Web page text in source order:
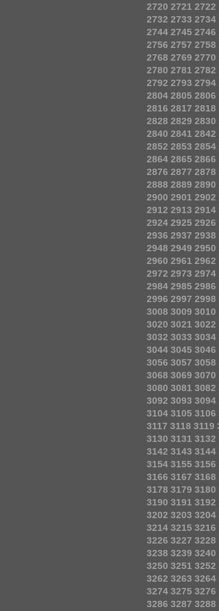
2720 2721 2722
2732 2733 2734
2744 2745 2746
2756 2757 2758
2768 2769 2770
2780 2781 2782
2792 2793 2794
2804 2805 2806
2816 2817 2818
2828 2829 2830
2840 2841 2842
2852 2853 2854
2864 2865 2866
2876 2877 2878
2888 2889 2890
2900 2901 2902
2912 2913 2914
2924 2925 2926
2936 2937 2938
2948 2949 2950
2960 2961 2962
2972 2973 2974
2984 2985 2986
2996 2997 2998
3008 3009 3010
3020 3021 3022
3032 3033 3034
3044 3045 3046
3056 3057 3058
3068 3069 3070
3080 3081 3082
3092 3093 3094
3104 3105 3106
3117 3118 3119
3130 3131 3132
3142 3143 3144
3154 3155 3156
3166 3167 3168
3178 3179 3180
3190 3191 3192
3202 3203 3204
3214 3215 3216
3226 3227 3228
3238 3239 3240
3250 3251 3252
3262 3263 3264
3274 3275 3276
3286 3287 3288